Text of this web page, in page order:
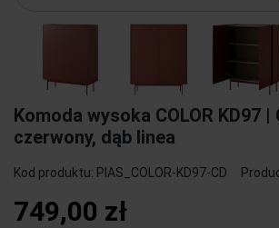
Komoda wysoka COLOR KD97
czerwony, dąb linea
Kod produktu: PIAS_COLOR-KD97-CD
749,00 zł